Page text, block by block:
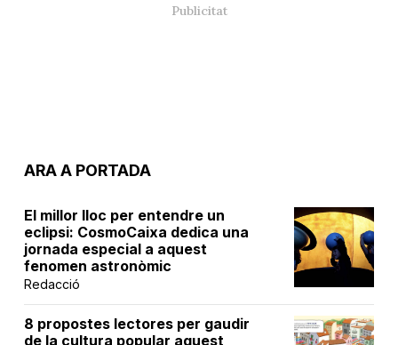
ARA A PORTADA
El millor lloc per entendre un
eclipsi: CosmoCaixa dedica una
jornada especial a aquest
fenomen astronòmic
Redacció
8 propostes lectores per gaudir
de la cultura popular aquest